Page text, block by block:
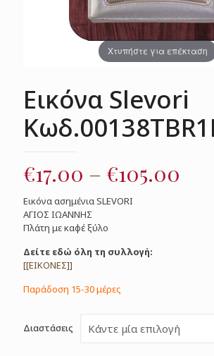
Χτυπήστε για επέκταση
Εικόνα Slevori
€17.00 – €105.00
Εικόνα ασημένια SLEVORI
ΑΓΙΟΣ ΙΩΑΝΝΗΣ
Πλάτη με καφέ ξύλο
Δείτε εδώ όλη τη συλλογή:
[[ΕΙΚΟΝΕΣ]]
Παράδοση 15-30 μέρες
Διαστάσεις